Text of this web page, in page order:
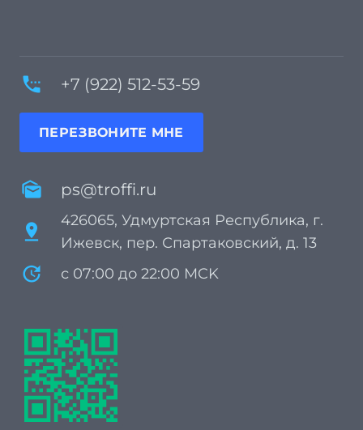
settings_phone +7 (922) 512-53-59
ПЕРЕЗВОНИТЕ МНЕ
mark_as_unread ps@troffi.ru
pin_drop
426065, Удмуртская Республика, г.
Ижевск, пер. Спартаковский, д. 13
update с 07:00 до 22:00 MCK